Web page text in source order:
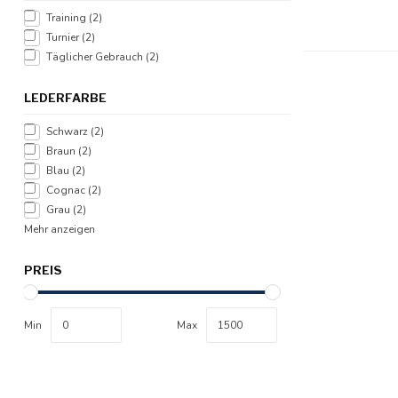
Training (2)
Turnier(2)
Täglicher Gebrauch (2)
LEDERFARBE
Schwarz (2)
Braun (2)
Blau (2)
Cognac (2)
Grau (2)
Mehr anzeigen
PREIS
Min Max